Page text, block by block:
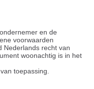
en de
voorwaarden
Nederlands recht van
woonachtig is in het
toepassing.